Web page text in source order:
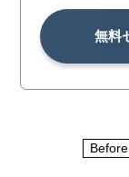
無料
Before